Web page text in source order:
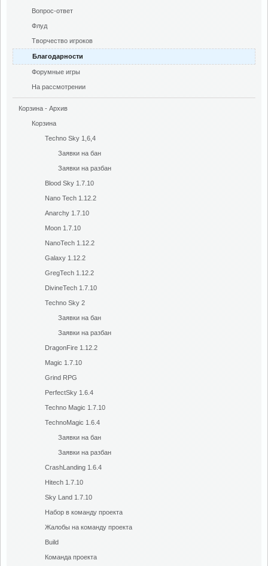
Вопрос-ответ
Флуд
Творчество игроков
Благодарности
Форумные игры
На рассмотрении
Корзина - Архив
Корзина
Techno Sky 1,6,4
Заявки на бан
Заявки на разбан
Blood Sky 1.7.10
Nano Tech 1.12.2
Anarchy 1.7.10
Moon 1.7.10
NanoTech 1.12.2
Galaxy 1.12.2
GregTech 1.12.2
DivineTech 1.7.10
Techno Sky 2
Заявки на бан
Заявки на разбан
DragonFire 1.12.2
Magic 1.7.10
Grind RPG
PerfectSky 1.6.4
Techno Magic 1.7.10
TechnoMagic 1.6.4
Заявки на бан
Заявки на разбан
CrashLanding 1.6.4
Hitech 1.7.10
Sky Land 1.7.10
Набор в команду проекта
Жалобы на команду проекта
Build
Команда проекта